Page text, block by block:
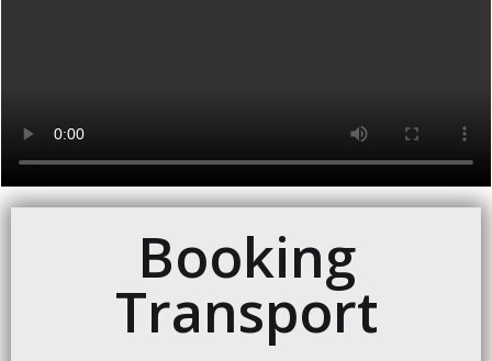
Booking
Transport